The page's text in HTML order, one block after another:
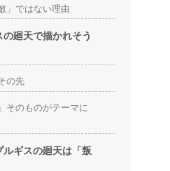
」ではない理由
廻天で描かれそう
の先
そのものがテーマに
ギスの廻天は「叛